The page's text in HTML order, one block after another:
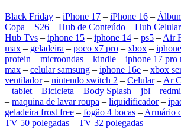
Black Friday – iPhone 17 – iPhone 16 –
Copa – S26 – Hub de Conteúdo – Hub
Hub Tvs – iphone 15 – iphone 14 – ps5 – Air
max – geladeira – poco x7 pro – xbox – iphone
protein – microondas – kindle – iphone 17 pro
max – celular samsung – iphone 16e – xbox
ventilador– nintendo switch 2 – Celular– Ar
– tablet – Bicicleta – Body Splash – jbl –
– maquina de lavar roupa – liquidificador–
geladeira frost free – fogão 4 bocas – Armário
TV 50 polegadas – TV 32 polegadas